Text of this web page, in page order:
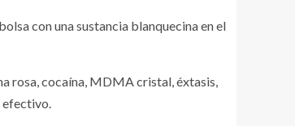
con una sustancia blanquecina en el
rosa, cocaína, MDMA cristal, éxtasis,
efectivo.